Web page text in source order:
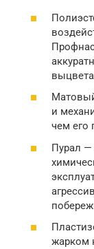
и
чем его
Пурал —
жарком